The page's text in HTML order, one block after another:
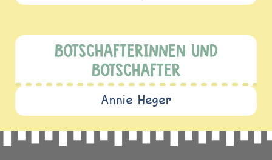
BOTSCHAFTERINNEN UND
BOTSCHAFTER
Annie Heger